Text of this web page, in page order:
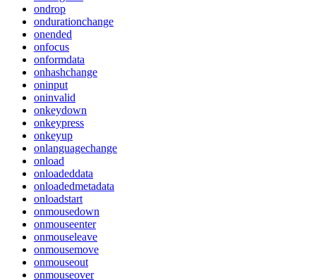
ondrop
ondurationchange
onended
onfocus
onformdata
onhashchange
oninput
oninvalid
onkeydown
onkeypress
onkeyup
onlanguagechange
onload
onloadeddata
onloadedmetadata
onloadstart
onmousedown
onmouseenter
onmouseleave
onmousemove
onmouseout
onmouseover